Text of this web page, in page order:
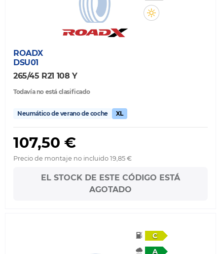
ROADX
DSU01
265/45 R21 108 Y
Todavía no está clasificado
Neumático de verano de coche XL
107,50 €
Precio de montaje no incluido 19,85 €
EL STOCK DE ESTE CÓDIGO ESTÁ
AGOTADO
C
A